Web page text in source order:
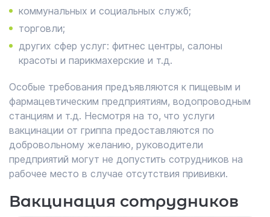
коммунальных и социальных служб;
торговли;
других сфер услуг: фитнес центры, салоны
красоты и парикмахерские и т.д.
Особые требования предъявляются к пищевым и
фармацевтическим предприятиям, водопроводным
станциям и т.д. Несмотря на то, что услуги
вакцинации от гриппа предоставляются по
добровольному желанию, руководители
предприятий могут не допустить сотрудников на
рабочее место в случае отсутствия прививки.
Вакцинация сотрудников